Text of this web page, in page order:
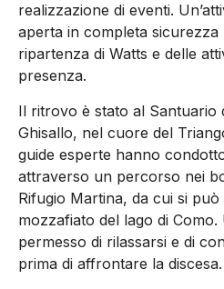
realizzazione di eventi.
aperta in completa
ripartenza di Watts e delle
presenza.
Il ritrovo è stato al Santuario
Ghisallo, nel cuore del
guide esperte hanno
attraverso un percorso nei
Rifugio Martina, da cui si
mozzafiato del lago di
permesso di rilassarsi e di
prima di affrontare la discesa.